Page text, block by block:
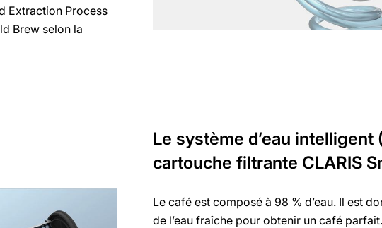
Extraction Process
Brew selon la
Le système d’eau intelligent
cartouche filtrante CLARIS
Le café est composé à 98 % d’eau. Il est
de l’eau fraîche pour obtenir un café